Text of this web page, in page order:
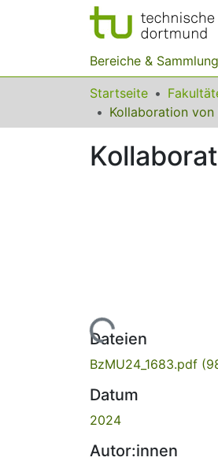
Bereiche &
Startseite
Lade...
Dateien
BzMU24_1683.pdf
Datum
2024
Autor:innen